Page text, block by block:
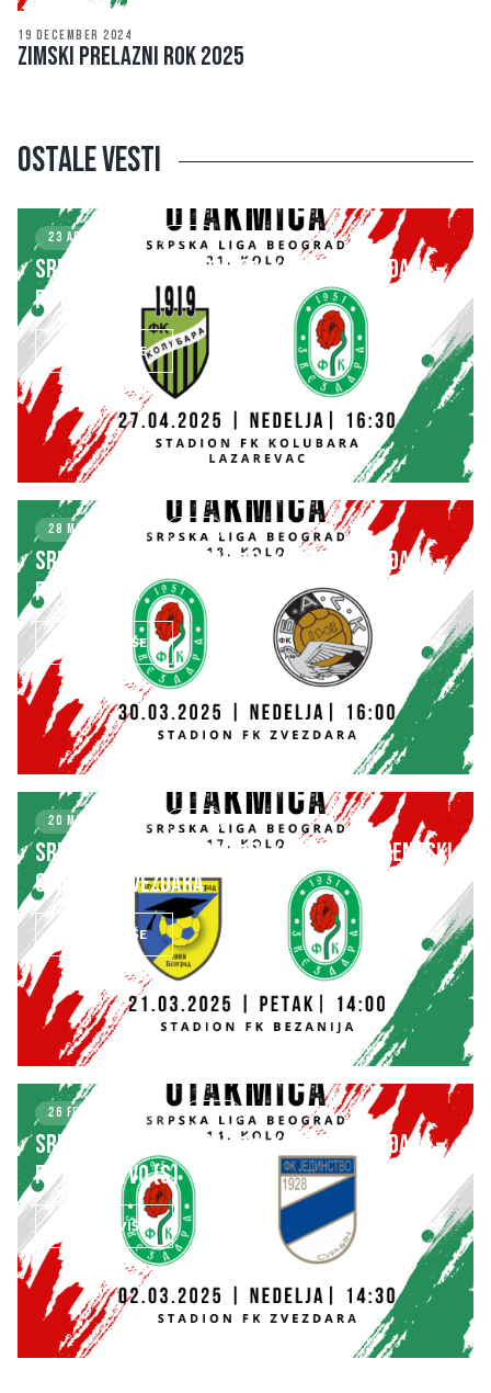
19 DECEMBER 2024
ZIMSKI PRELAZNI ROK 2025
Ostale vesti
23 APRIL 2025 KLUB
SRPSKA LIGA – BEOGRAD 21. kolo: FK ZVEZDARA –
FK BASK TEK
SAZNAJ VIŠE
28 MARCH 2025 KLUB
SRPSKA LIGA – BEOGRAD 18. kolo: FK ZVEZDARA –
FK BASK TEK
SAZNAJ VIŠE
20 MARCH 2025 KLUB
SRPSKA LIGA – BEOGRAD 17. kolo: FK STUDENTSKI
GRAD – FK ZVEZDARA
SAZNAJ VIŠE
26 FEBRUARY 2025 KLUB
SRPSKA LIGA – BEOGRAD 14. kolo: FK ZVEZDARA –
FK JEDINSTVO (S)
SAZNAJ VIŠE